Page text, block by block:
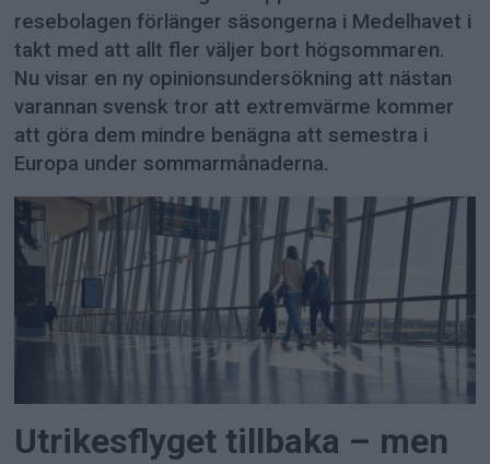
resebolagen förlänger säsongerna i Medelhavet i
takt med att allt fler väljer bort högsommaren.
Nu visar en ny opinionsundersökning att nästan
varannan svensk tror att extremvärme kommer
att göra dem mindre benägna att semestra i
Europa under sommarmånaderna.
Utrikesflyget tillbaka – men